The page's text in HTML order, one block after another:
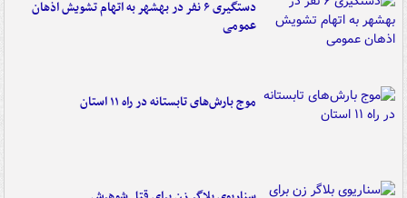
دستگیری ۶ نفر در بهشهر به اتهام تشویش اذهان
عمومی
موج بارش‌های تابستانه در راه ۱۱ استان